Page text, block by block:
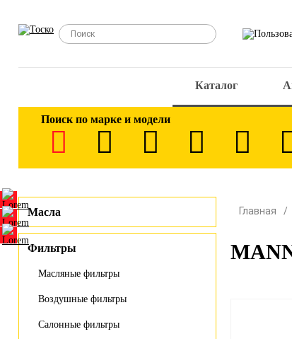
Каталог
Поиск по марке и модели
Масла
Фильтры
Масляные фильтры
Воздушные фильтры
Салонные фильтры
Главная